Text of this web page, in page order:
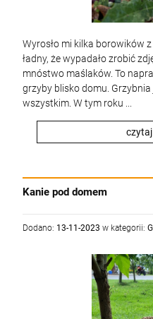
Wyrosło mi kilka borowików
ładny, że wypadało zrobić
mnóstwo maślaków. To
grzyby blisko domu.
wszystkim. W tym roku ...
czytaj
Kanie pod domem
Dodano: 13-11-2023 w kategorii: